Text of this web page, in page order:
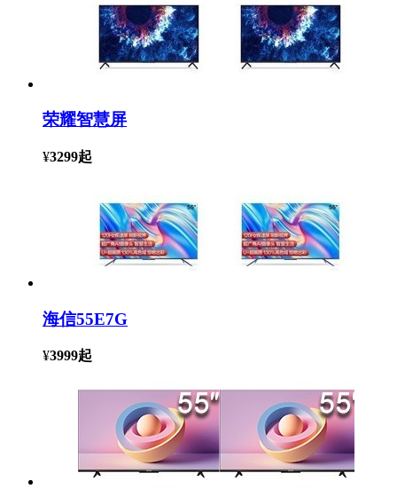
荣耀智慧屏
¥3299起
海信55E7G
¥3999起